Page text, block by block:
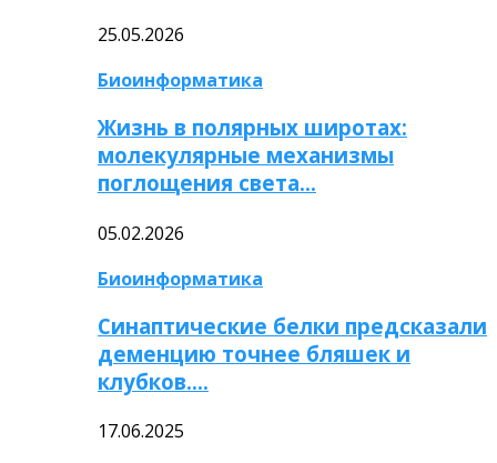
25.05.2026
Биоинформатика
Жизнь в полярных широтах:
молекулярные механизмы
поглощения света…
05.02.2026
Биоинформатика
Синаптические белки предсказали
деменцию точнее бляшек и
клубков….
17.06.2025